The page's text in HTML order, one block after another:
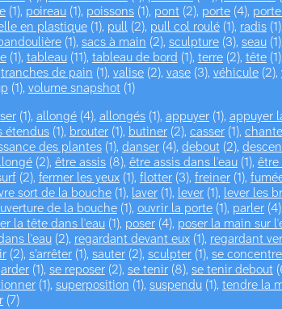
(1), poireau(1), poissons(1), pont (2), porte(4),
en plastique(1), pull(2), pull col roulé(1), radis(1),
(1), sacs à main (2), sculpture(3), seau(1),
(1), tableau(11), tableau de bord (1), terre(2), tête(1),
tranches de pain (1), valise(2), vase(3), véhicule(2),
(1), volume snapshot (1)
(1), allongé(4), allongés(1), appuyer(1), appuyer
étendus(1), brouter(1), butiner(2), casser(1),
des plantes(1), danser(4), debout (2),
(2), être assis(8), être assis dans l'eau(1), être
(2), fermer les yeux(1), flotter(3), freiner(1),
sort de la bouche(1), laver(1), lever(1), lever les
de la bouche(1), ouvrir la porte(1), parler(4),
la tête dans l'eau(1), poser(4), poser la main sur
l'eau(2), regardant devant eux(1), regardant
(2), s’arrêter(1), sauter(2), sculpter(1), se
(1), se reposer(2), se tenir(8), se tenir debout
(1), superposition (1), suspendu(1), tendre la
(7)